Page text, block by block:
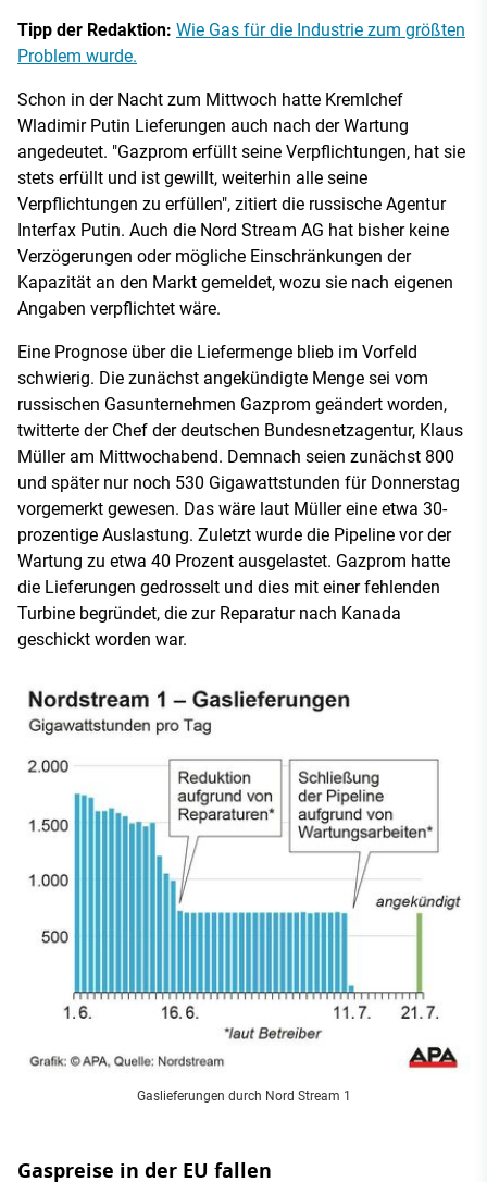
Tipp der Redaktion: Wie Gas für die Industrie zum größten
Problem wurde.
Schon in der Nacht zum Mittwoch hatte Kremlchef
Wladimir Putin Lieferungen auch nach der Wartung
angedeutet. "Gazprom erfüllt seine Verpflichtungen, hat sie
stets erfüllt und ist gewillt, weiterhin alle seine
Verpflichtungen zu erfüllen", zitiert die russische Agentur
Interfax Putin. Auch die Nord Stream AG hat bisher keine
Verzögerungen oder mögliche Einschränkungen der
Kapazität an den Markt gemeldet, wozu sie nach eigenen
Angaben verpflichtet wäre.
Eine Prognose über die Liefermenge blieb im Vorfeld
schwierig. Die zunächst angekündigte Menge sei vom
russischen Gasunternehmen Gazprom geändert worden,
twitterte der Chef der deutschen Bundesnetzagentur, Klaus
Müller am Mittwochabend. Demnach seien zunächst 800
und später nur noch 530 Gigawattstunden für Donnerstag
vorgemerkt gewesen. Das wäre laut Müller eine etwa 30-
prozentige Auslastung. Zuletzt wurde die Pipeline vor der
Wartung zu etwa 40 Prozent ausgelastet. Gazprom hatte
die Lieferungen gedrosselt und dies mit einer fehlenden
Turbine begründet, die zur Reparatur nach Kanada
geschickt worden war.
Gaslieferungen durch Nord Stream 1
Gaspreise in der EU fallen